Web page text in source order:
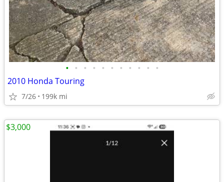
• • • • • • • • • • •
2010 Honda Touring
7/26 199k mi
$3,000